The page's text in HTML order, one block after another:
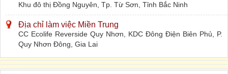
Khu đô thị Đồng Nguyên, Tp. Từ Sơn, Tỉnh Bắc Ninh
Địa chỉ làm việc Miền Trung
CC Ecolife Reverside Quy Nhơn, KDC Đông Điện Biên Phủ, P.
Quy Nhơn Đông, Gia Lai